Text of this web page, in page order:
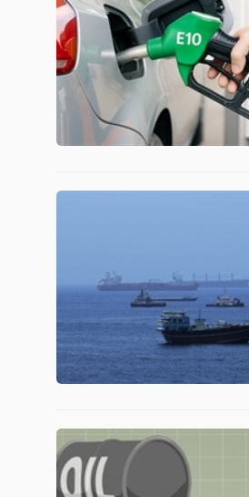
NGUYÊN
NGHIỆP
DÙNG
KHÔNG
THIẾT